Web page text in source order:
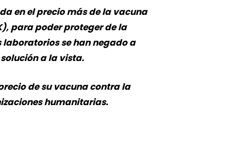
en el precio más de la vacuna
para poder proteger de la
se han negado a
a la vista.
de su vacuna contra la
humanitarias.